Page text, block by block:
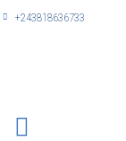
+243818636733